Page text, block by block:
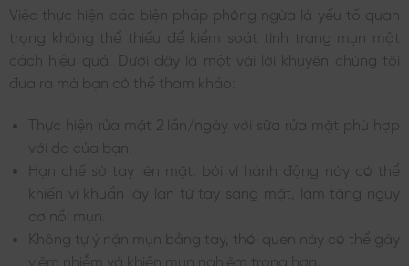
Việc thực hiện các biện pháp phòng ngừa là yếu tố quan
trọng không thể thiếu để kiểm soát tình trạng mụn một
cách hiệu quả. Dưới đây là một vài lời khuyên chúng tôi
đưa ra mà bạn có thể tham khảo:
Thực hiện rửa mặt 2 lần/ngày với sữa rửa mặt phù hợp
với da của bạn.
Hạn chế sờ tay lên mặt, bởi vì hành động này có thể
khiến vi khuẩn lây lan từ tay sang mặt, làm tăng nguy
cơ nổi mụn.
Không tự ý nặn mụn bằng tay, thói quen này có thể gây
viêm nhiễm và khiến mụn nghiêm trọng hơn.